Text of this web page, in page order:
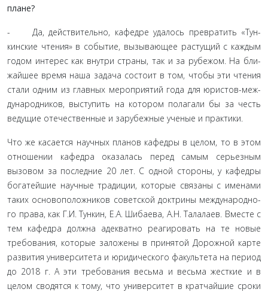
плане?
- Да, действительно, кафедре удалось превратить «Тун-
кинские чтения» в событие, вызывающее растущий с каждым
годом интерес как внутри страны, так и за рубежом. На бли­
жайшее время наша задача состоит в том, чтобы эти чтения
стали одним из главных мероприятий года для юристов-меж-
дународников, выступить на котором полагали бы за честь
ве­дущие отечественные и зарубежные ученые и практики.
Что же касается научных планов кафедры в целом, то в этом
отношении кафедра оказалась перед самым серьезным
вызовом за последние 20 лет. С одной стороны, у кафедры
богатейшие научные традиции, которые связаны с именами
таких основоположников советской доктрины международно­
го права, как Г.И. Тункин, Е.А. Шибаева, А.Н. Талалаев. Вме­сте с
тем кафедра должна адекватно реагировать на те новые
требования, которые заложены в принятой Дорожной карте
развития университета и юридического факультета на пери­од
до 2018 г. А эти требования весьма и весьма жесткие и в
целом сводятся к тому, что университет в кратчайшие сроки